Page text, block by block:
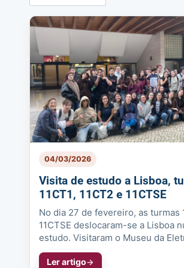
04/03/2026
Visita de estudo a Lisboa,
11CT1, 11CT2 e 11CTSE
No dia 27 de fevereiro, as turmas
11CTSE deslocaram-se a Lisboa
estudo. Visitaram o Museu da
Centro Cultural de Belém, o ...
Ler artigo